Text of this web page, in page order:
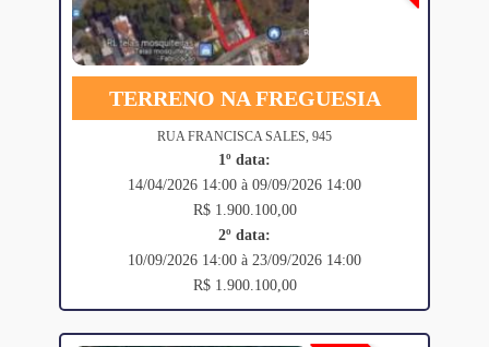
TERRENO NA FREGUESIA
RUA FRANCISCA SALES, 945
1º data:
14/04/2026 14:00 à 09/09/2026 14:00
R$ 1.900.100,00
2º data:
10/09/2026 14:00 à 23/09/2026 14:00
R$ 1.900.100,00